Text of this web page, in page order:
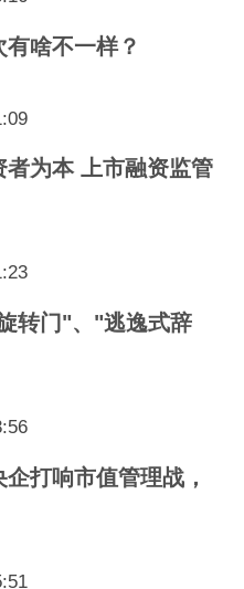
啥不一样？
者为本 上市融资监管
转门"、"逃逸式辞
打响市值管理战，